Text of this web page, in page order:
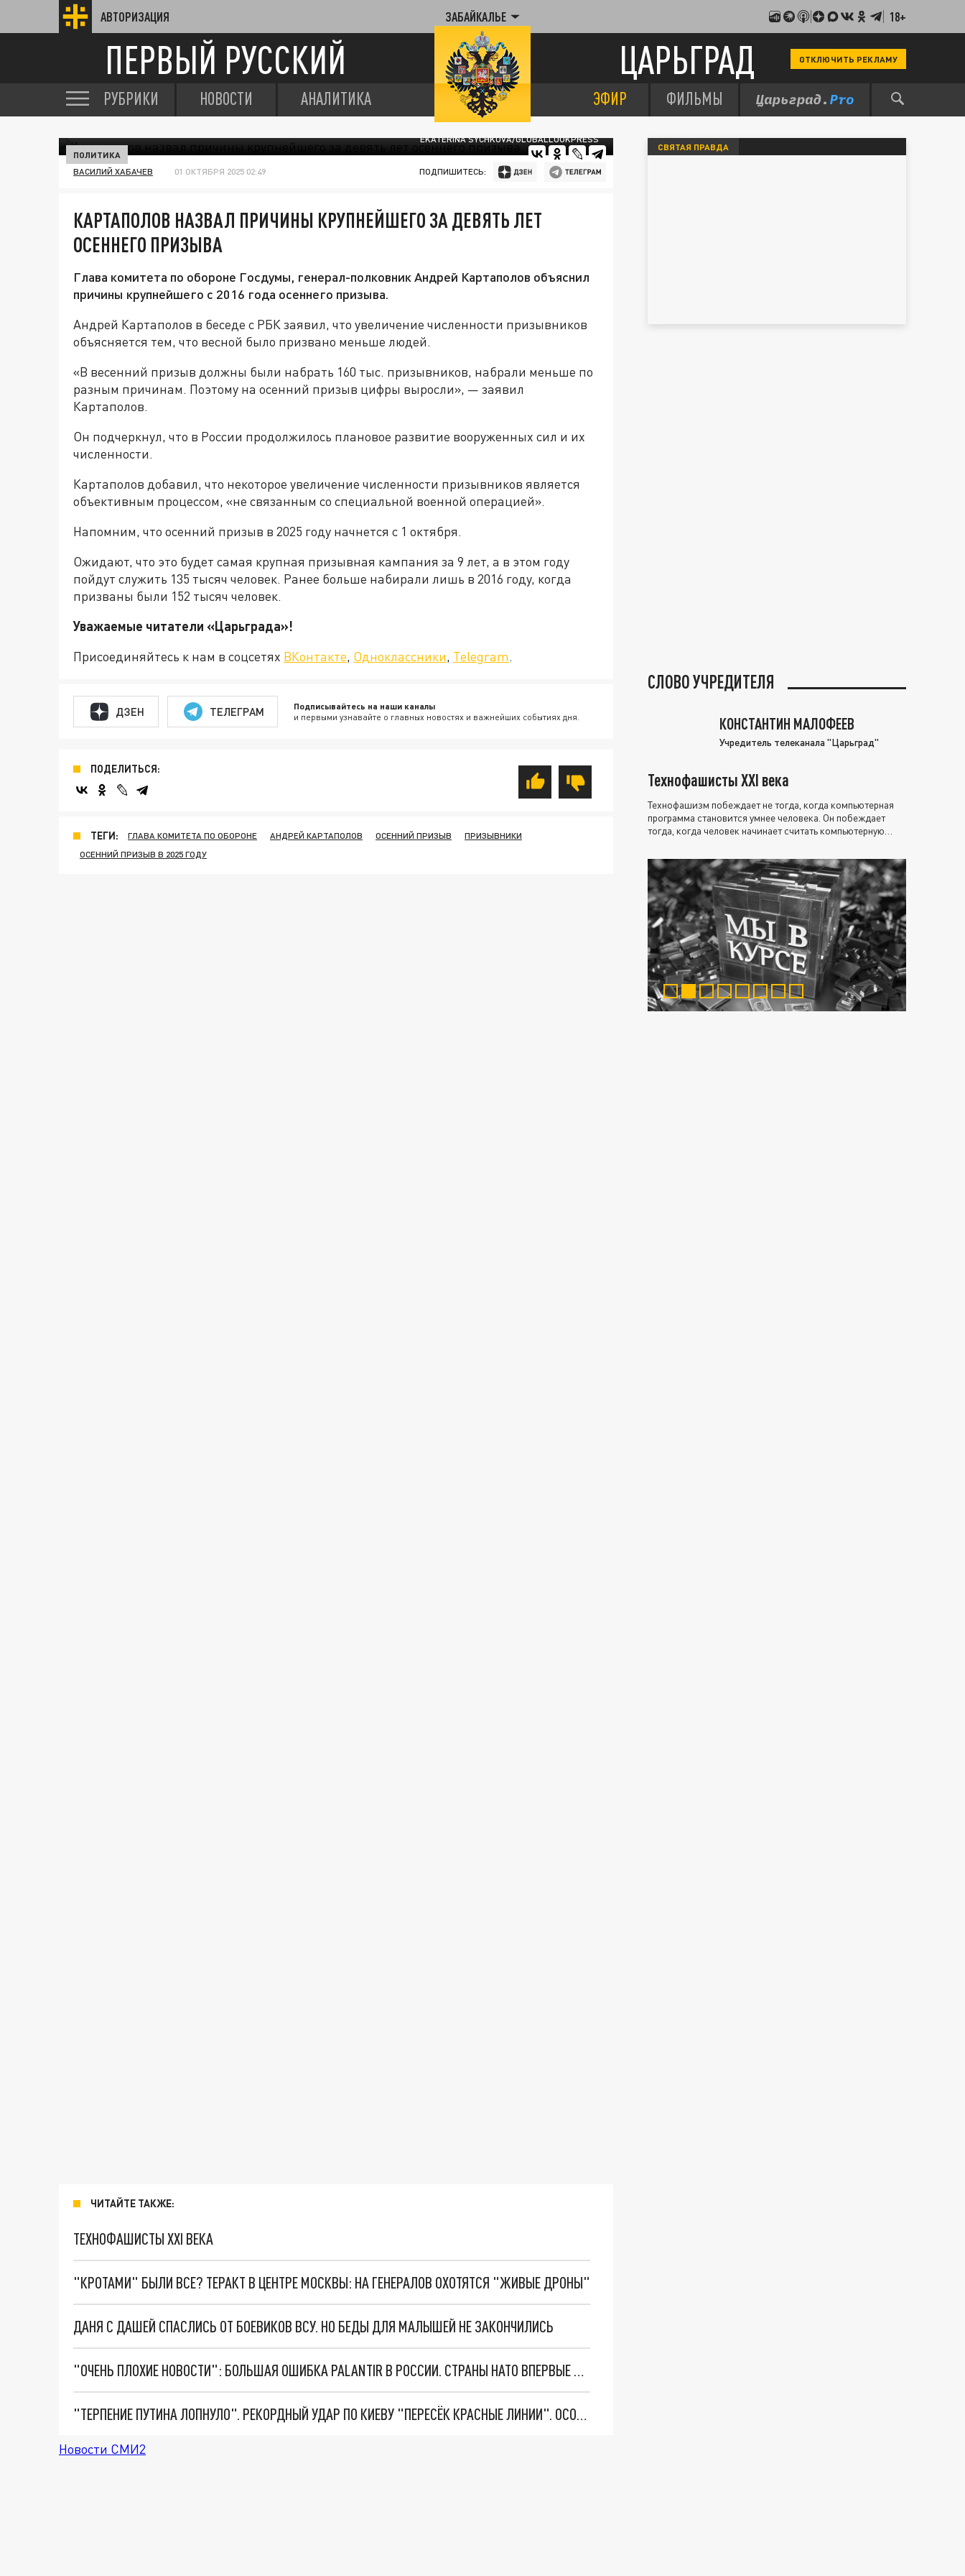
АВТОРИЗАЦИЯ ЗАБАЙКАЛЬЕ 18+
ПЕРВЫЙ РУССКИЙ ЦАРЬГРАД ОТКЛЮЧИТЬ РЕКЛАМУ
РУБРИКИ НОВОСТИ АНАЛИТИКА ЭФИР ФИЛЬМЫ
EKATERINA SYCHKOVA/GLOBALLOOKPRESS
ПОЛИТИКА
ВАСИЛИЙ ХАБАЧЕВ 01 ОКТЯБРЯ 2025 02:49 ПОДПИШИТЕСЬ:
КАРТАПОЛОВ НАЗВАЛ ПРИЧИНЫ КРУПНЕЙШЕГО ЗА ДЕВЯТЬ ЛЕТ
ОСЕННЕГО ПРИЗЫВА
Глава комитета по обороне Госдумы, генерал-полковник Андрей Картаполов объяснил
причины крупнейшего с 2016 года осеннего призыва.
Андрей Картаполов в беседе с РБК заявил, что увеличение численности призывников
объясняется тем, что весной было призвано меньше людей.
«В весенний призыв должны были набрать 160 тыс. призывников, набрали меньше по
разным причинам. Поэтому на осенний призыв цифры выросли», — заявил
Картаполов.
Он подчеркнул, что в России продолжилось плановое развитие вооруженных сил и их
численности.
Картаполов добавил, что некоторое увеличение численности призывников является
объективным процессом, «не связанным со специальной военной операцией».
Напомним, что осенний призыв в 2025 году начнется с 1 октября.
Ожидают, что это будет самая крупная призывная кампания за 9 лет, а в этом году
пойдут служить 135 тысяч человек. Ранее больше набирали лишь в 2016 году, когда
призваны были 152 тысяч человек.
Уважаемые читатели «Царьграда»!
Присоединяйтесь к нам в соцсетях ВКонтакте, Одноклассники, Telegram.
ДЗЕН ТЕЛЕГРАМ Подписывайтесь на наши каналы
и первыми узнавайте о главных новостях и важнейших событиях дня.
ПОДЕЛИТЬСЯ:
ТЕГИ: ГЛАВА КОМИТЕТА ПО ОБОРОНЕ АНДРЕЙ КАРТАПОЛОВ ОСЕННИЙ ПРИЗЫВ
ПРИЗЫВНИКИ
ОСЕННИЙ ПРИЗЫВ В 2025 ГОДУ
ЧИТАЙТЕ ТАКЖЕ:
ТЕХНОФАШИСТЫ XXI ВЕКА
"КРОТАМИ" БЫЛИ ВСЕ? ТЕРАКТ В ЦЕНТРЕ МОСКВЫ: НА ГЕНЕРАЛОВ ОХОТЯТСЯ "ЖИВЫЕ ДРОНЫ"
ДАНЯ С ДАШЕЙ СПАСЛИСЬ ОТ БОЕВИКОВ ВСУ. НО БЕДЫ ДЛЯ МАЛЫШЕЙ НЕ ЗАКОНЧИЛИСЬ
"ОЧЕНЬ ПЛОХИЕ НОВОСТИ": БОЛЬШАЯ ОШИБКА PALANTIR В РОССИИ. СТРАНЫ НАТО ВПЕРВЫЕ ЗА СВО ОСТАНОВИЛИ ПОСТАВКИ ОРУЖИЯ. ВСУ ТЕРЯЮТ ПРИГРАНИЧЬЕ?
"ТЕРПЕНИЕ ПУТИНА ЛОПНУЛО". РЕКОРДНЫЙ УДАР ПО КИЕВУ "ПЕРЕСЁК КРАСНЫЕ ЛИНИИ". ОСОБЫЕ СПЕЦЫ КНДР НА ЛБС? ТАЙНЫЕ ПЕРЕГОВОРЫ ЕВРОПЫ И МОСКВЫ
Новости СМИ2
СВЯТАЯ ПРАВДА
СЛОВО УЧРЕДИТЕЛЯ
КОНСТАНТИН МАЛОФЕЕВ
Учредитель телеканала "Царьград"
Технофашисты XXI века
Технофашизм побеждает не тогда, когда компьютерная
программа становится умнее человека. Он побеждает
тогда, когда человек начинает считать компьютерную